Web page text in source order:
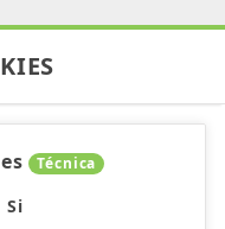
Técnica
Si